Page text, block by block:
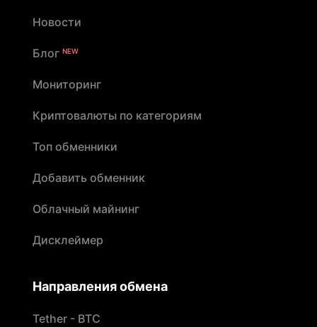
Новости
Блог NEW
Мониторинг
Криптовалюты по категориям
Топ обменники
Добавить обменник
Облачный майнинг
Дисклеймер
Направления обмена
Tether - BTC